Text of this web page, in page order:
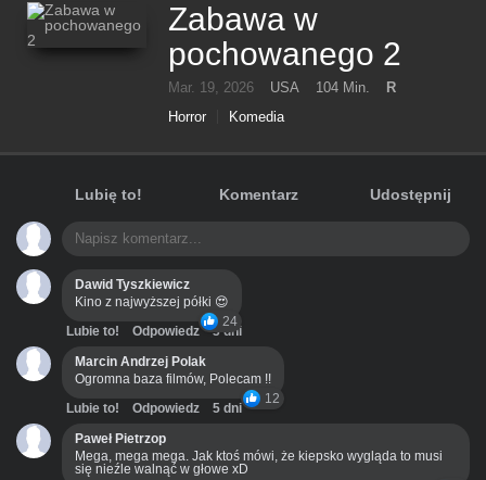
Zabawa w
pochowanego 2
Mar. 19, 2026 USA 104 Min.
R
Horror
Komedia
Lubię to! Komentarz Udostępnij
Dawid Tyszkiewicz
Kino z najwyższej półki 😍
24
Lubie to! Odpowiedz
3 dni
Marcin Andrzej Polak
Ogromna baza filmów, Polecam !!
12
Lubie to! Odpowiedz
5 dni
Paweł Pietrzop
Mega, mega mega. Jak ktoś mówi, że kiepsko wygląda to musi
się nieźle walnąć w głowe xD